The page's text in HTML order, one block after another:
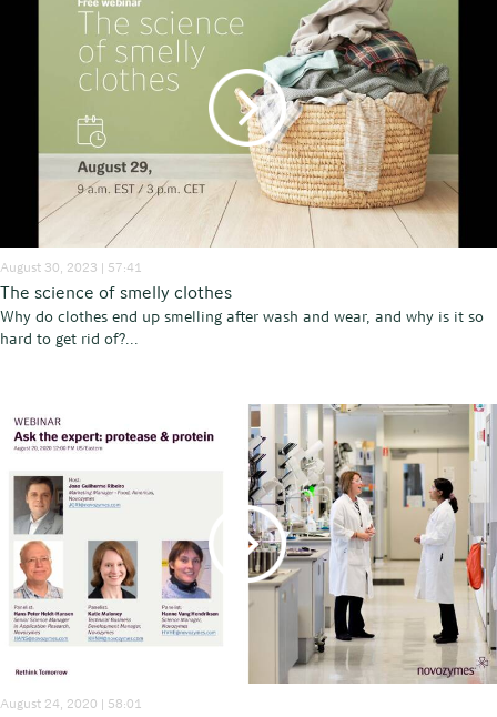
August 30, 2023 | 57:41
The science of smelly clothes
Why do clothes end up smelling after wash and wear, and why is it so
hard to get rid of?...
August 24, 2020 | 58:01